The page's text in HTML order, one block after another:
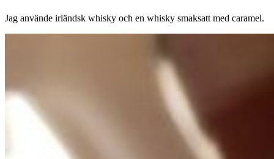
Jag använde irländsk whisky och en whisky smaksatt med caramel.